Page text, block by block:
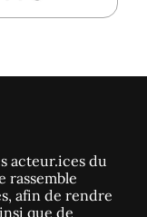
acteur.ices du
rassemble
afin de rendre
que de